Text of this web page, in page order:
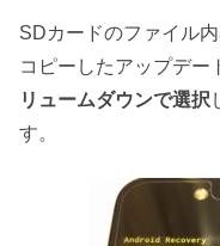
SDカードのファイル
コピーしたアップデー
リュームダウンで選択
す。